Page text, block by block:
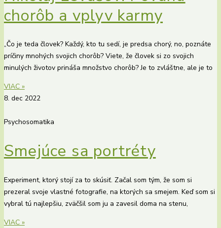
chorôb a vplyv karmy
„Čo je teda človek? Každý, kto tu sedí, je predsa chorý, no, poznáte
príčiny mnohých svojich chorôb? Viete, že človek si zo svojich
minulých životov prináša množstvo chorôb? Je to zvláštne, ale je to
VIAC »
8. dec 2022
Psychosomatika
Smejúce sa portréty
Experiment, ktorý stojí za to skúsiť. Začal som tým, že som si
prezeral svoje vlastné fotografie, na ktorých sa smejem. Keď som si
vybral tú najlepšiu, zväčšil som ju a zavesil doma na stenu,
VIAC »